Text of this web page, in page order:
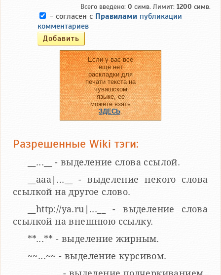
Всего введено: 0 симв. Лимит: 1200 симв.
- согласен с Правилами публикации
комментариев
Если у вас все
еще нет
раскладки для
печати текста на
чувашском
языке, ее
можете взять
ЗДЕСЬ.
Разрешенные Wiki тэги:
__...__ - выделение слова ссылой.
__aaa|...__ - выделение некого слова
ссылкой на другое слово.
__http://ya.ru|...__ - выделение слова
ссылкой на внешнюю ссылку.
**...** - выделение жирным.
~~...~~ - выделение курсивом.